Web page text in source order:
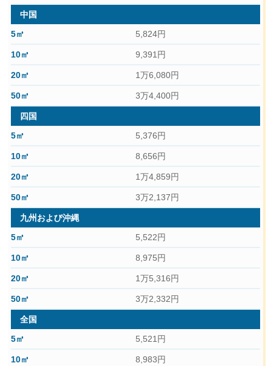
中国
5,824円
9,391円
1万6,080円
3万4,400円
四国
5,376円
8,656円
1万4,859円
3万2,137円
九州および沖縄
5,522円
8,975円
1万5,316円
3万2,332円
全国
5,521円
8,983円